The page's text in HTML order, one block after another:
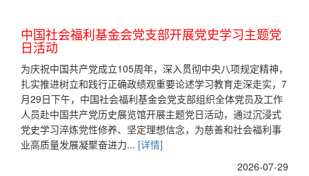
中国社会福利基金会党支部开展党史学习主题党
日活动
为庆祝中国共产党成立105周年，深入贯彻中央八项规定精神，
扎实推进树立和践行正确政绩观重要论述学习教育走深走实，7
月29日下午，中国社会福利基金会党支部组织全体党员及工作
人员赴中国共产党历史展览馆开展主题党日活动，通过沉浸式
党史学习淬炼党性修养、坚定理想信念，为慈善和社会福利事
业高质量发展凝聚奋进力... [详情]
2026-07-29